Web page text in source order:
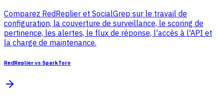
Comparez RedReplier et SocialGrep sur le travail de
configuration, la couverture de surveillance, le scoring de
pertinence, les alertes, le flux de réponse, l'accès à l'API et
la charge de maintenance.
RedReplier vs SparkToro